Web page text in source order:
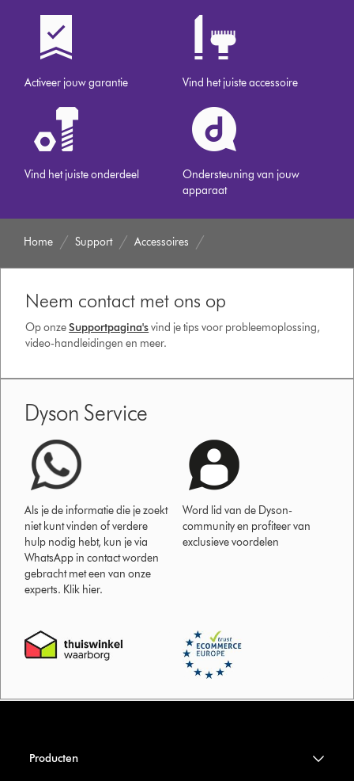
Activeer jouw garantie Vind het juiste accessoire
Vind het juiste onderdeel
Ondersteuning van jouw
apparaat
Home Support Accessoires
Neem contact met ons op
Op onzeSupportpagina'svind je tips voor probleemoplossing,
video-handleidingen en meer.
Dyson Service
Als je de informatie die je zoekt
niet kunt vinden of verdere
hulp nodig hebt, kun je via
WhatsApp in contact worden
gebracht met een van onze
experts. Klik hier.
Word lid van de Dyson-
community en profiteer van
exclusieve voordelen
Producten